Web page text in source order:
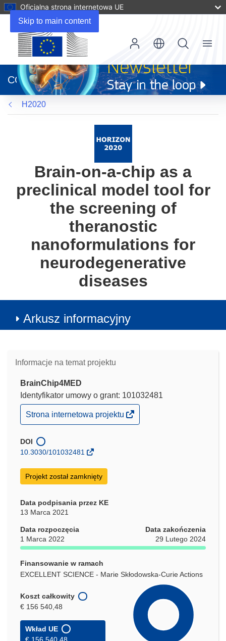
Skip to main content
Oficjalna strona internetowa UE
otworzy
się
w
nowym
oknie)
CORDIS
Menu
H2020
Brain-on-a-chip as a
preclinical model tool for
the screening of
theranostic
nanoformulations for
neurodegenerative
diseases
Arkusz informacyjny
Informacje na temat projektu
BrainChip4MED
Identyfikator umowy o grant: 101032481
(odnośnik
otworzy
w
nowym
Strona internetowa projektu
DOI
10.3030/101032481
Projekt został zamknięty
Data podpisania przez KE
13 Marca 2021
Data rozpoczęcia
1 Marca 2022
Data zakończenia
29 Lutego 2024
Finansowanie w ramach
EXCELLENT SCIENCE - Marie Skłodowska-Curie Actions
Koszt całkowity
€ 156 540,48
Wkład UE
€ 156 540,48